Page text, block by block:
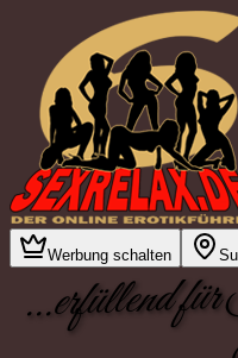
Werbung schalten
...erfüllend